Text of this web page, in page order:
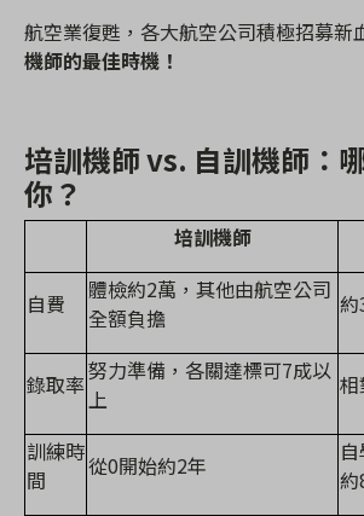
航空業復甦，各大航空公司積極招募新
機師的最佳時機！
培訓機師vs. 自訓機師：
你？
培訓機師
自費 體檢約2萬，其他由航空公司
全額負擔
約
錄取率努力準備，各關達標可7成以
上
訓練時
間
從0開始約2年
約